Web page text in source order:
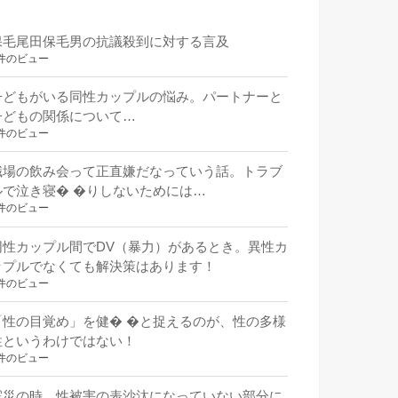
毛尾田保毛男の抗議殺到に対する言及
のビュー
どもがいる同性カップルの悩み。パートナーと
どもの関係について…
のビュー
場の飲み会って正直嫌だなっていう話。トラブ
で泣き寝� �りしないためには…
のビュー
性カップル間でDV（暴力）があるとき。異性カ
プルでなくても解決策はあります！
のビュー
性の目覚め」を健� �と捉えるのが、性の多様
いうわけではない！
のビュー